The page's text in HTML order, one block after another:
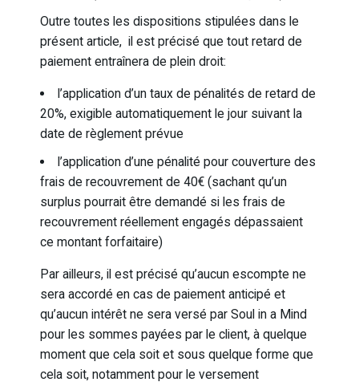
Outre toutes les dispositions stipulées dans le
présent article, il est précisé que tout retard de
paiement entraînera de plein droit:
l’application d’un taux de pénalités de retard de
20%, exigible automatiquement le jour suivant la
date de règlement prévue
l’application d’une pénalité pour couverture des
frais de recouvrement de 40€ (sachant qu’un
surplus pourrait être demandé si les frais de
recouvrement réellement engagés dépassaient
ce montant forfaitaire)
Par ailleurs, il est précisé qu’aucun escompte ne
sera accordé en cas de paiement anticipé et
qu’aucun intérêt ne sera versé par Soul in a Mind
pour les sommes payées par le client, à quelque
moment que cela soit et sous quelque forme que
cela soit, notamment pour le versement